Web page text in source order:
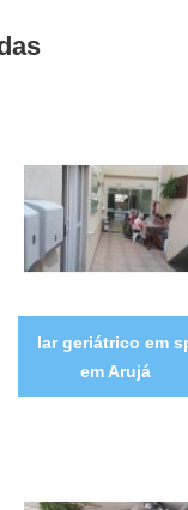
lar geriátrico em
em Arujá